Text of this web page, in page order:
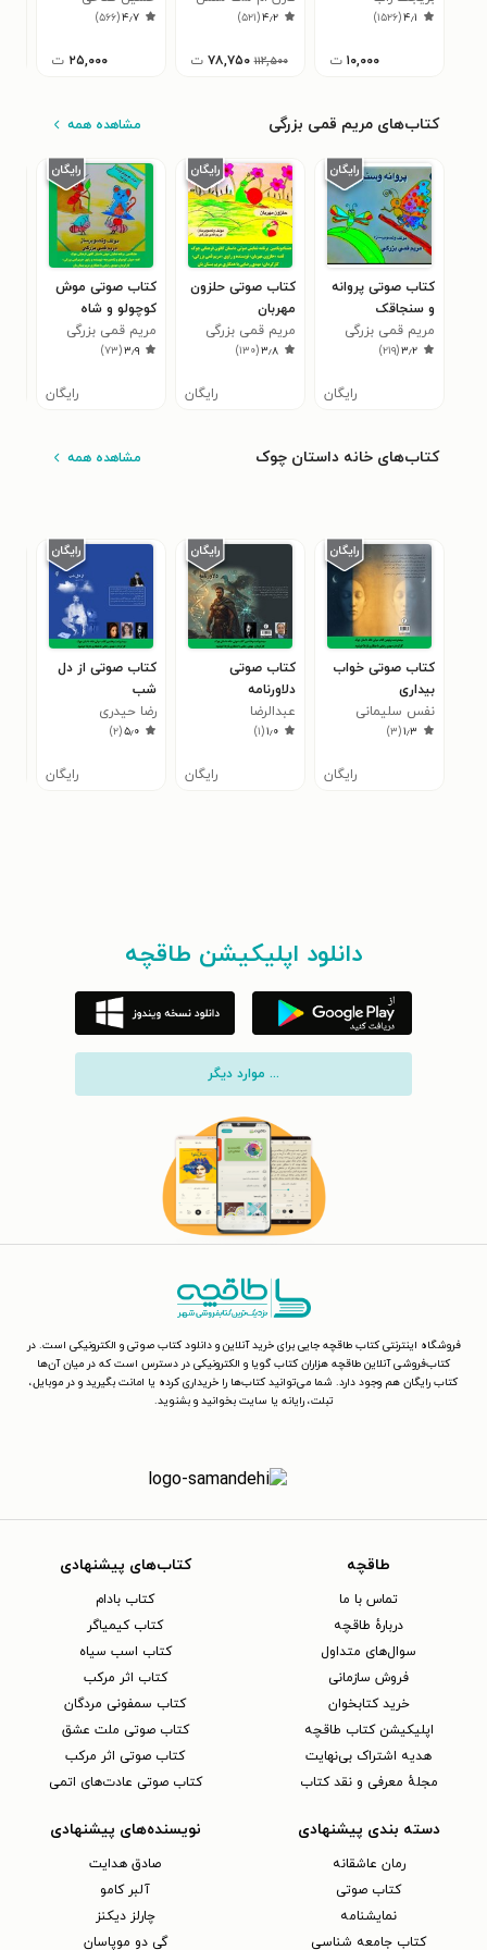
۴٫۱(۱۵۲۶)
۱۰,۰۰۰ ت
۴٫۲(۵۲۱)
۱۱۲,۵۰۰ ۷۸,۷۵۰ ت
۴٫۷(۵۶۶)
۲۵,۰۰۰ ت
کتاب‌های مریم قمی بزرگی مشاهده همه
کتاب صوتی پروانه
و سنجاقک
مریم قمی بزرگی
۳٫۲(۲۱۹)
رایگان
کتاب صوتی حلزون
مهربان
مریم قمی بزرگی
۳٫۸(۱۳۰)
رایگان
کتاب صوتی موش
کوچولو و شاه‌
مورچه
مریم قمی بزرگی
۳٫۹(۷۳)
رایگان
کتاب‌های خانه داستان چوک مشاهده همه
کتاب صوتی خواب
بیداری
نفس سلیمانی
۱٫۳(۳)
رایگان
کتاب صوتی
دلاورنامه
عبدالرضا
ناصرمقدسی
۱٫۰(۱)
رایگان
کتاب صوتی از دل
شب
رضا حیدری
۵٫۰(۲)
رایگان
دانلود اپلیکیشن طاقچه
... موارد دیگر
فروشگاه اینترنتی کتاب طاقچه جایی برای خرید آنلاین و دانلود کتاب صوتی و الکترونیکی است. در
کتاب‌فروشی آنلاین طاقچه هزاران کتاب گویا و الکترونیکی در دسترس است که در میان آن‌ها
کتاب رایگان هم وجود دارد. شما می‌توانید کتاب‌ها را خریداری کرده یا امانت بگیرید و در موبایل،
تبلت، رایانه یا سایت بخوانید و بشنوید.
طاقچه
تماس با ما
دربارهٔ طاقچه
سوال‌های متداول
فروش سازمانی
خرید کتابخوان
اپلیکیشن کتاب طاقچه
هدیه اشتراک بی‌نهایت
مجلهٔ معرفی و نقد کتاب
کتاب‌های پیشنهادی
کتاب بادام
کتاب کیمیاگر
کتاب اسب سیاه
کتاب اثر مرکب
کتاب سمفونی مردگان
کتاب صوتی ملت عشق
کتاب صوتی اثر مرکب
کتاب صوتی عادت‌های اتمی
دسته بندی پیشنهادی
رمان عاشقانه
کتاب‌ صوتی
نمایشنامه
کتاب جامعه شناسی
نویسنده‌های پیشنهادی
صادق هدایت
آلبر کامو
چارلز دیکنز
گی دو موپاسان